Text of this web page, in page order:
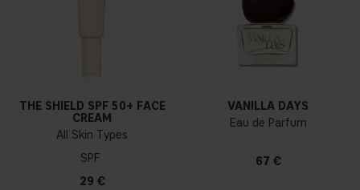
THE SHIELD SPF 50+ FACE
CREAM
All Skin Types
SPF
29 €
VANILLA DAYS
Eau de Parfum
67 €